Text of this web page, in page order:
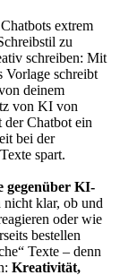
extrem
zu
schreiben: Mit
Vorlage schreibt
deinem
von KI von
Chatbot ein
bei der
spart.
gegenüber KI-
nicht klar, ob und
oder wie
bestellen
Texte – denn
Kreativität,